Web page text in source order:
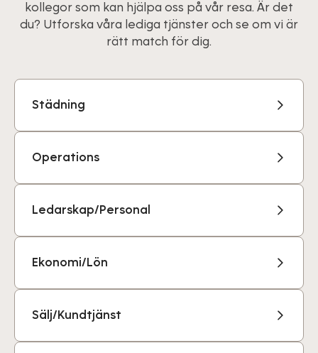
kollegor som kan hjälpa oss på vår resa. Är det
du? Utforska våra lediga tjänster och se om vi är
rätt match för dig.
Städning
Operations
Ledarskap/Personal
Ekonomi/Lön
Sälj/Kundtjänst